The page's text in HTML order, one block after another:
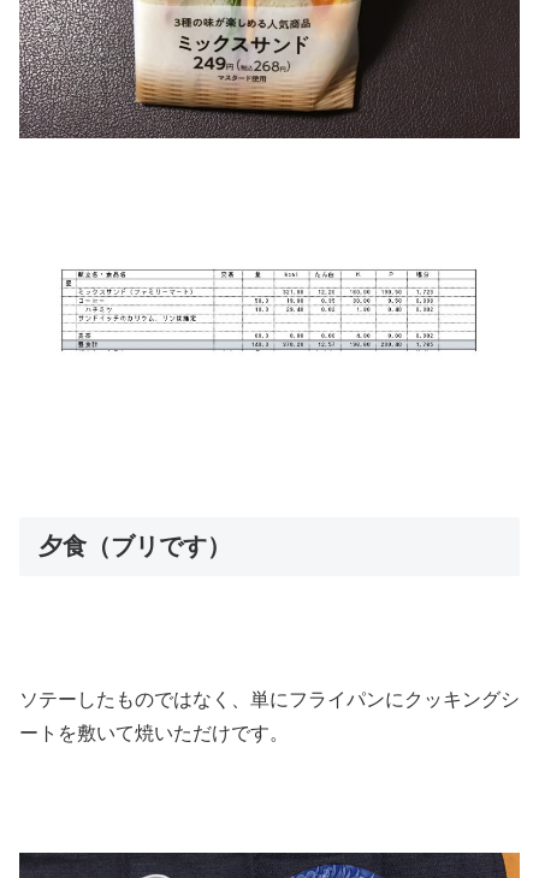
夕食（ブリです）
ソテーしたものではなく、単にフライパンにクッキングシ
ートを敷いて焼いただけです。